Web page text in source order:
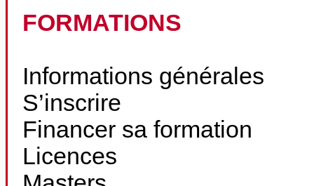
FORMATIONS
Informations générales
S’inscrire
Financer sa formation
Licences